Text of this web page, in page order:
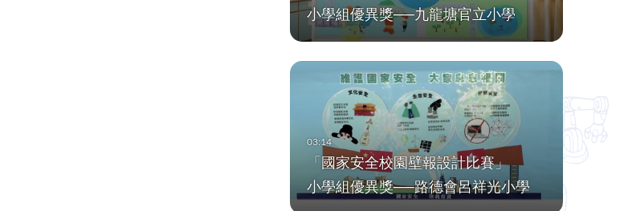
小學組優異獎──九龍塘官立小學
「國家安全校園壁報設計比賽」
小學組優異獎──路德會呂祥光小學